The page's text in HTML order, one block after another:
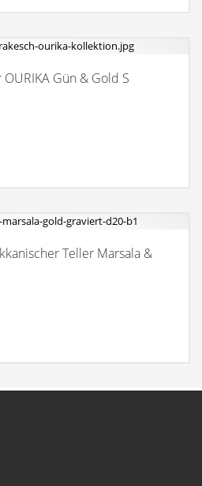
Gün & Gold S
Teller Marsala &